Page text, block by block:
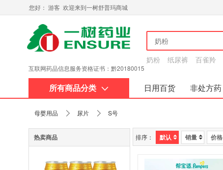
您好： 游客 欢迎来到一树舒普玛商城
互联网药品信息服务资格证书：黔20180015
奶粉 纸尿裤 百雀羚
所有商品分类 日用百货 非处方药
母婴用品 尿片 S号
热卖商品 排序： 默认 销量 价格